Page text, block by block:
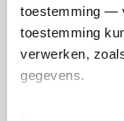
toestemming —
toestemming
verwerken,
gegevens.